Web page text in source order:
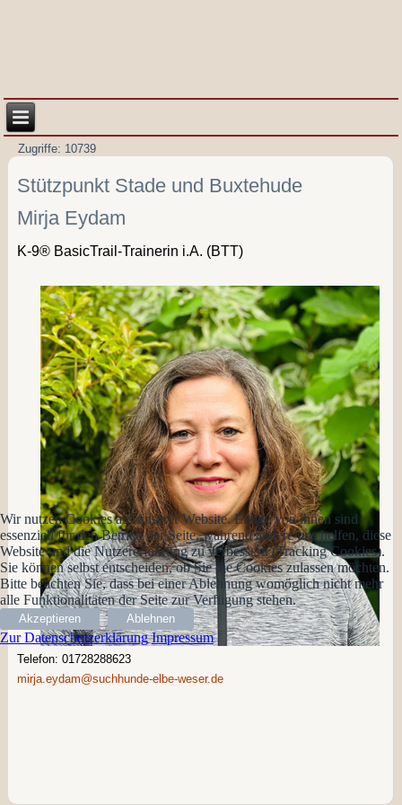
Zugriffe: 10739
Stützpunkt Stade und Buxtehude
Mirja Eydam
K-9® BasicTrail-Trainerin i.A. (BTT)
Telefon: 01728288623
mirja.eydam@suchhunde-elbe-weser.de
Wir nutzen Cookies auf unserer Website. Einige von ihnen sind
essenziell für den Betrieb der Seite, während andere uns helfen, diese
Website und die Nutzererfahrung zu verbessern (Tracking Cookies).
Sie können selbst entscheiden, ob Sie die Cookies zulassen möchten.
Bitte beachten Sie, dass bei einer Ablehnung womöglich nicht mehr
alle Funktionalitäten der Seite zur Verfügung stehen.
Akzeptieren Ablehnen
Zur Datenschutzerklärung Impressum